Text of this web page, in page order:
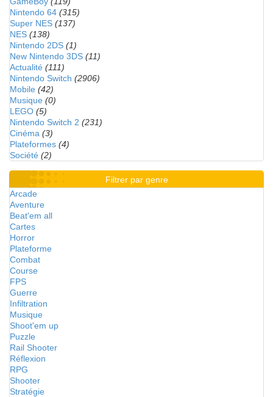
Nintendo 64 (315)
Super NES (137)
NES (138)
Nintendo 2DS (1)
New Nintendo 3DS (11)
Actualité (111)
Nintendo Switch (2906)
Mobile (42)
Musique (0)
LEGO (5)
Nintendo Switch 2 (231)
Cinéma (3)
Plateformes (4)
Société (2)
Filtrer par genre
Arcade
Aventure
Beat'em all
Cartes
Horror
Plateforme
Combat
Course
FPS
Guerre
Infiltration
Musique
Shoot'em up
Puzzle
Rail Shooter
Réflexion
RPG
Shooter
Stratégie